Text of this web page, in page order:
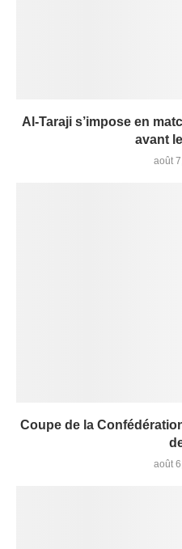
Al-Taraji s’impose en
avant
août
Coupe de la
août